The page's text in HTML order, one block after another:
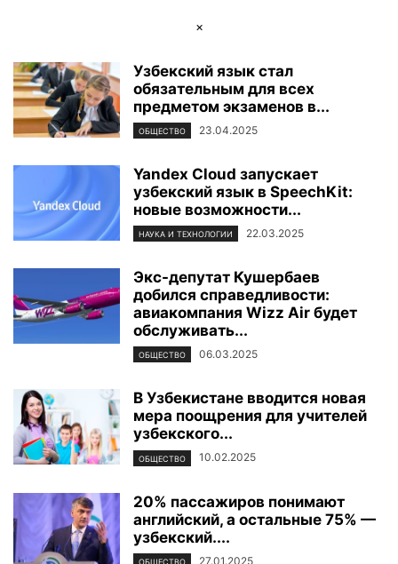
×
Узбекский язык стал
обязательным для всех
предметом экзаменов в...
ОБЩЕСТВО 23.04.2025
Yandex Cloud запускает
узбекский язык в SpeechKit:
новые возможности...
НАУКА И ТЕХНОЛОГИИ 22.03.2025
Экс-депутат Кушербаев
добился справедливости:
авиакомпания Wizz Air будет
обслуживать...
ОБЩЕСТВО 06.03.2025
В Узбекистане вводится новая
мера поощрения для учителей
узбекского...
ОБЩЕСТВО 10.02.2025
20% пассажиров понимают
английский, а остальные 75% —
узбекский....
ОБЩЕСТВО 27.01.2025